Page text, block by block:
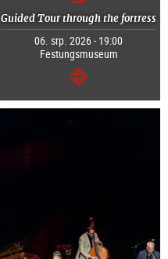
Guided Tour through the fortress
06. srp. 2026 - 19:00
Festungsmuseum
continue